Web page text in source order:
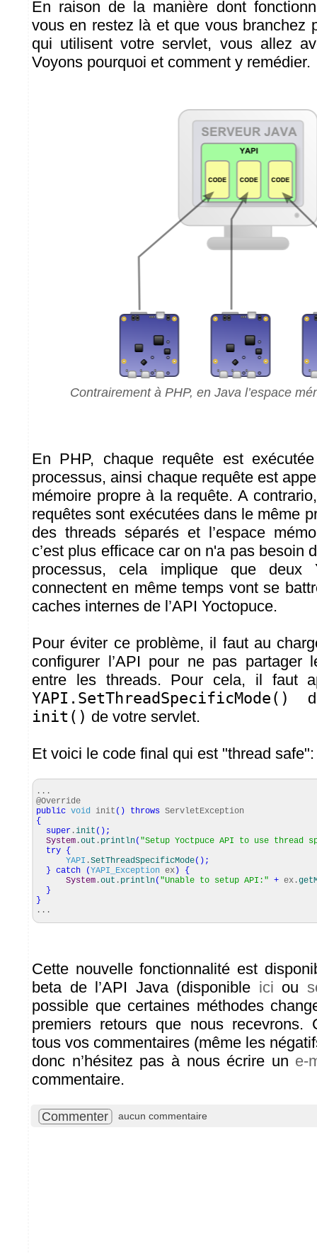
En raison de la manière dont
vous en restez là et que vous branchez
qui utilisent votre servlet, vous allez
Voyons pourquoi et comment y remédier.
Contrairement à PHP, en Java l’espace
En PHP, chaque requête est
processus, ainsi chaque requête est
mémoire propre à la requête. A
requêtes sont exécutées dans le même
des threads séparés et l’espace
c’est plus efficace car on n'a pas besoin
processus, cela implique que deux
connectent en même temps vont se
caches internes de l’API Yoctopuce.
Pour éviter ce problème, il faut au
configurer l’API pour ne pas partager
entre les threads. Pour cela, il faut
YAPI.SetThreadSpecificMode()
init() de votre servlet.
Et voici le code final qui est "thread safe":
...
@Override
public void init ( ) throws ServletException
{
super .init ( ) ;
System .out . println( "Setup Yoctpuce API to use thread
try {
YAPI .SetThreadSpecificMode( ) ;
} catch (YAPI_Exception ex )
{
System .out . println( "Unable to setup API:" + ex.
}
}
...
Cette nouvelle fonctionnalité est
beta de l’API Java (disponible ici ou
possible que certaines méthodes
premiers retours que nous recevrons.
tous vos commentaires (même les
donc n’hésitez pas à nous écrire un e-
commentaire.
Commenter aucun commentaire